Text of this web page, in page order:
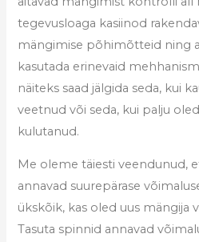
tegevusloaga kasiinod
mängimise põhimõtteid ning
kasutada erinevaid
näiteks saad jälgida seda, kui
veetnud või seda, kui palju
kulutanud.
Me oleme täiesti veendunud,
annavad suurepärase
ükskõik, kas oled uus mängija
Tasuta spinnid annavad